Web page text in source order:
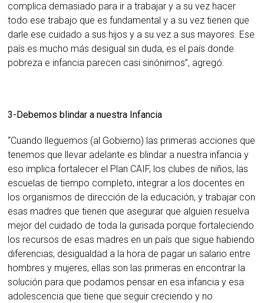
complica demasiado para ir a trabajar y a su vez hacer
todo ese trabajo que es fundamental y a su vez tienen que
darle ese cuidado a sus hijos y a su vez a sus mayores. Ese
país es mucho más desigual sin duda, es el país donde
pobreza e infancia parecen casi sinónimos”, agregó.
3-Debemos blindar a nuestra Infancia
“Cuando lleguemos (al Gobierno) las primeras acciones que
tenemos que llevar adelante es blindar a nuestra infancia y
eso implica fortalecer el Plan CAIF, los clubes de niños, las
escuelas de tiempo completo, integrar a los docentes en
los organismos de dirección de la educación, y trabajar con
esas madres que tienen que asegurar que alguien resuelva
mejor del cuidado de toda la gurisada porque fortaleciendo
los recursos de esas madres en un país que sigue habiendo
diferencias, desigualdad a la hora de pagar un salario entre
hombres y mujeres, ellas son las primeras en encontrar la
solución para que podamos pensar en esa infancia y esa
adolescencia que tiene que seguir creciendo y no